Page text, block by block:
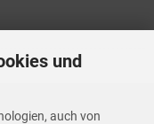
und
auch von